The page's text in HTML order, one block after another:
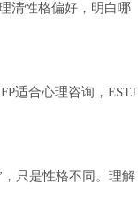
清性格偏好，明白哪
适合心理咨询，ESTJ
只是性格不同。理解